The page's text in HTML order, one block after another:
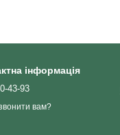
інформація
43-93
вам?